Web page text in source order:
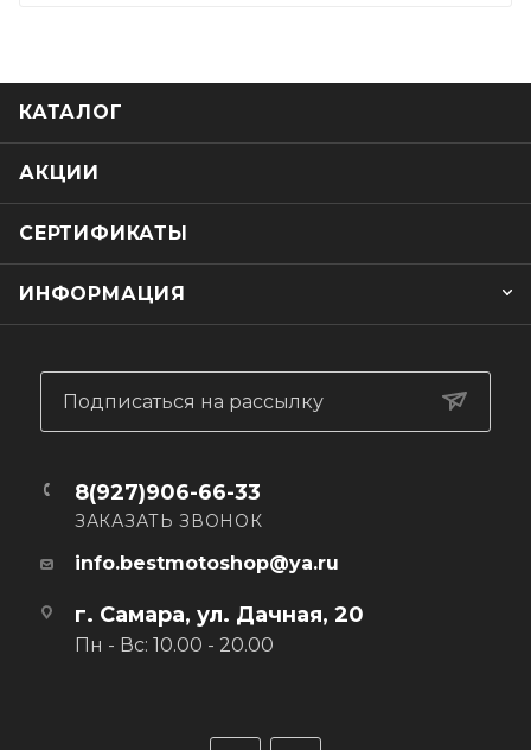
КАТАЛОГ
АКЦИИ
СЕРТИФИКАТЫ
ИНФОРМАЦИЯ
г. Самара, ул. Дачная, 20
Пн - Вс: 10.00 - 20.00
Подписаться на рассылку
8(927)906-66-33
ЗАКАЗАТЬ ЗВОНОК
info.bestmotoshop@ya.ru